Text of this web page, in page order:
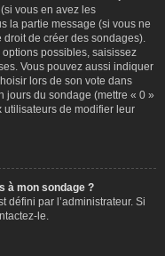
vous en avez les
la partie message (si vous ne
de créer des sondages).
possibles, saisissez
Vous pouvez aussi indiquer
lors de son vote dans
jours du sondage (mettre « 0 »
utilisateurs de modifier leur
à mon sondage ?
défini par l’administrateur. Si
le.